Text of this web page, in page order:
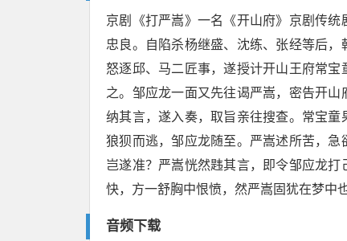
京剧《打严嵩》一名《开山府》京剧传
忠良。自陷杀杨继盛、沈练、张经等后
怒逐邱、马二匠事，遂授计开山王府常
之。邹应龙一面又先往谒严嵩，密告开
纳其言，遂入奏，取旨亲往搜查。常宝
狼狈而逃，邹应龙随至。严嵩述所苦，
岂遂准？严嵩恍然韪其言，即令邹应龙
快，方一舒胸中恨愤，然严嵩固犹在梦中
音频下载